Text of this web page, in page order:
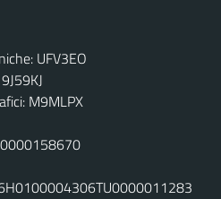
UFV3EO
M9MLPX